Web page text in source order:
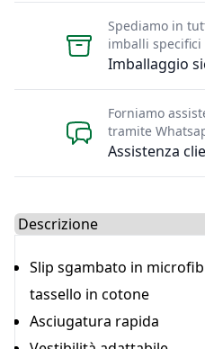
Imballaggio
Spediamo in
imballi
Assistenza
Forniamo
tramite
Select a tab
Slip sgambato in
tassello in cotone
Asciugatura rapida